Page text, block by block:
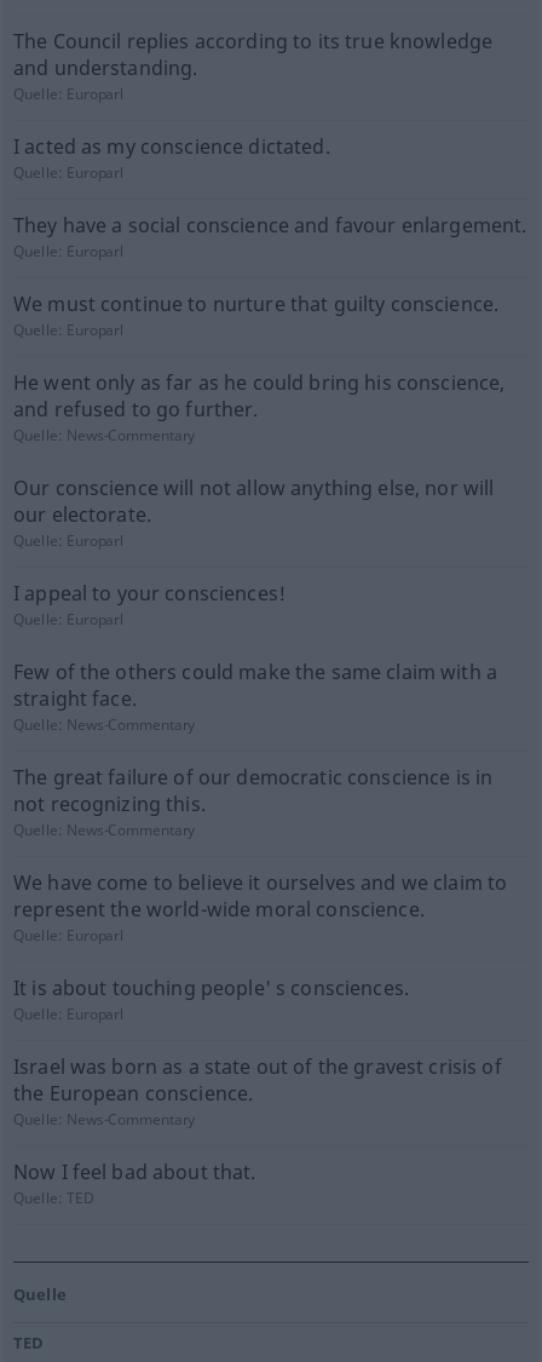
The Council replies according to its true knowledge
and understanding.
Quelle: Europarl
I acted as my conscience dictated.
Quelle: Europarl
They have a social conscience and favour enlargement.
Quelle: Europarl
We must continue to nurture that guilty conscience.
Quelle: Europarl
He went only as far as he could bring his conscience,
and refused to go further.
Quelle: News-Commentary
Our conscience will not allow anything else, nor will
our electorate.
Quelle: Europarl
I appeal to your consciences!
Quelle: Europarl
Few of the others could make the same claim with a
straight face.
Quelle: News-Commentary
The great failure of our democratic conscience is in
not recognizing this.
Quelle: News-Commentary
We have come to believe it ourselves and we claim to
represent the world-wide moral conscience.
Quelle: Europarl
It is about touching people' s consciences.
Quelle: Europarl
Israel was born as a state out of the gravest crisis of
the European conscience.
Quelle: News-Commentary
Now I feel bad about that.
Quelle:TED
Quelle
TED